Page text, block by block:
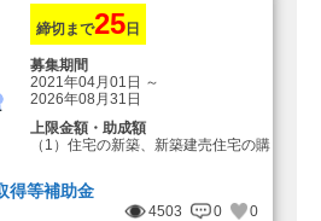
締切まで25 日
募集期間
2021年04月01日 ～
2026年08月31日
上限金額・助成額
（1）住宅の新築、新築建売住宅の購
登録事業者利用の場合25万円加
算（50万円＋25万円加算＝75万円）
得等補助金
4503 0
0